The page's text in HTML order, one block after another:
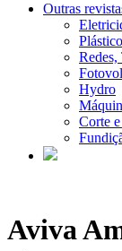
Outras
Redes,
Hydro
Corte
Aviva